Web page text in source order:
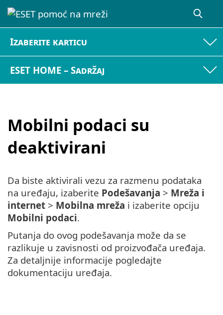
Izaberite karticu
ESET HOME – Sadržaj
Mobilni podaci su
deaktivirani
Da biste aktivirali vezu za razmenu podataka
na uređaju, izaberite Podešavanja > Mreža i
internet > Mobilna mreža i izaberite opciju
Mobilni podaci.
Putanja do ovog podešavanja može da se
razlikuje u zavisnosti od proizvođača uređaja.
Za detaljnije informacije pogledajte
dokumentaciju uređaja.